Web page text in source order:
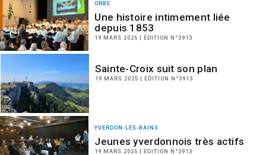
ORBE
Une histoire intimement liée
depuis 1853
19 MARS 2025 | EDITION N°3913
Sainte-Croix suit son plan
19 MARS 2025 | EDITION N°3913
YVERDON-LES-BAINS
Jeunes yverdonnois très actifs
19 MARS 2025 | EDITION N°3913